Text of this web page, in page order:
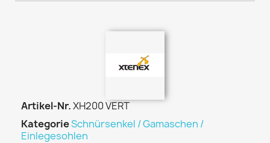
Artikel-Nr.XH200 VERT
KategorieSchnürsenkel / Gamaschen /
Einlegesohlen